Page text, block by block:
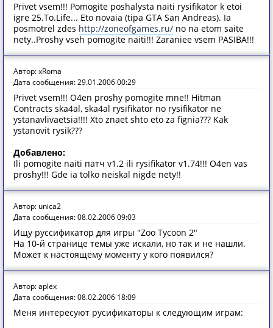
Privet vsem!!! Pomogite poshalysta naiti rysifikator k etoi
igre 25.To.Life... Eto novaia (tipa GTA San Andreas). Ia
posmotrel zdes http://zoneofgames.ru/ no na etom saite
nety..Proshy vseh pomogite naiti!!! Zaraniee vsem PASIBA!!!
Автор: xRoma
Дата сообщения: 29.01.2006 00:29
Privet vsem!!! O4en proshy pomogite mne!! Hitman
Contracts ska4al, ska4al rysifikator no rysifikator ne
ystanavlivaetsia!!!! Xto znaet shto eto za fignia??? Kak
ystanovit rysik???
Добавлено:
Ili pomogite naiti патч v1.2 ili rysifikator v1.74!!! O4en vas
proshy!!! Gde ia tolko neiskal nigde nety!!
Автор: unica2
Дата сообщения: 08.02.2006 09:03
Ищу руссификатор для игры "Zoo Tycoon 2"
На 10-й странице темы уже искали, но так и не нашли.
Может к настоящему моменту у кого появился?
Автор: aplex
Дата сообщения: 08.02.2006 18:09
Меня интересуют русификаторы к следующим играм: